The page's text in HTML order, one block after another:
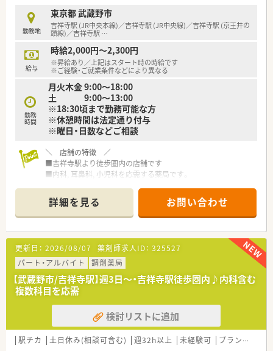
基盤のもとで安心して長く働けます。
■全店舗が基準調剤加算の算定施設となっており、質の高い医療
サービスを提供している法人です。
【職場環境と雰囲気】
■平均年齢は30代半ばで若手が中心となって活躍しており、明
るく活気のある職場環境です。
■人間関係の良さが自慢で、店舗内だけでなく他店舗のスタッフ
とも仲が良く交流が盛んです。
■休憩室が完備されており、スタッフがリラックスして休憩を取
れるよう配慮された店舗設計です。
勤務地
東京都 武蔵野市
吉祥寺駅 (JR中央本線)／吉祥寺駅 (JR中央線)／吉祥寺駅 (京王井の
頭線)／吉祥寺駅 …
給与
時給2,000円～2,300円
※昇給あり／上記はスタート時の時給です
※ご経験・ご就業条件などにより異なる
勤務
時間
月火木金 9:00～18:00
土 9:00～13:00
※18:30頃まで勤務可能な方
※休憩時間は法定通り付与
※曜日・日数などご相談
＼ 店舗の特徴 ／
■吉祥寺駅より徒歩圏内の店舗です
■内科, 耳鼻科, 小児科を応需する薬局です。
＼ 企業の特徴 ／
■東京都武蔵野市の人気エリアを中心に、11店舗の調剤薬局を
ドミナント展開しています。
■店内も明るくキレイな薬局です。
■社員の平均勤続年数は15年以上！
安定して長く仕事を続けられる薬局です。
■認知症カフェや地域活動も積極的に実施されています。
■従業員の男女比は3:7
■ドミナント展開をしているためヘルプ体制も充実していま
す。
長期休暇を取得されて旅行に行く人もいらっしゃいます。
■全店舗、基準調剤算定施設になっており、ワンランク上の薬剤
師の仕事ができます。
■どの店舗も最新設備を積極的に導入し、薬剤師が安心して勤務
詳細を見る お問い合わせ
更新日： 2026/08/07 薬剤師求人ID： 325527
パート・アルバイト
調剤薬局
【武蔵野市/吉祥寺駅】週3日～・吉祥寺駅徒歩圏内♪内科含む
複数科目を応需
検討リストに追加
駅チカ 土日休み(相談可含む) 週32h以上 未経験可 ブランク可